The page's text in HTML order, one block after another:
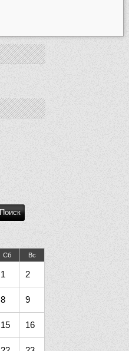
Сб Вс
1 2
8 9
15 16